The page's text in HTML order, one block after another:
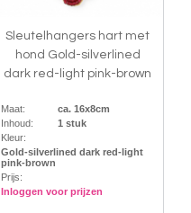
Sleutelhangers hart met
hond Gold-silverlined
dark red-light pink-brown
Maat:
ca. 16x8cm
Inhoud:
1 stuk
Kleur:
Gold-silverlined dark red-light
pink-brown
Prijs:
Inloggen voor prijzen